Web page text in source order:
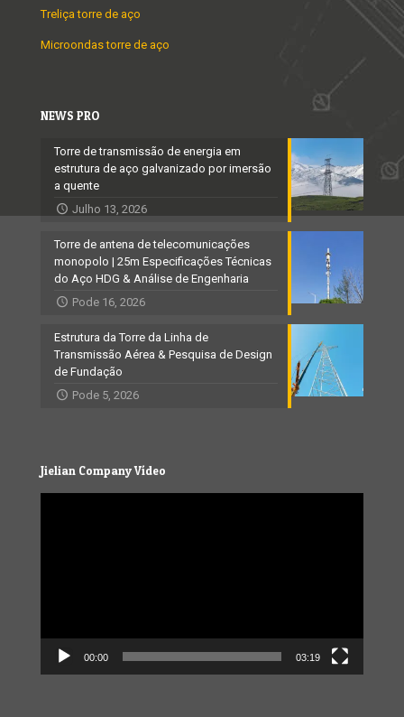
Treliça torre de aço
Microondas torre de aço
NEWS PRO
Torre de transmissão de energia em
estrutura de aço galvanizado por imersão
a quente
Julho 13, 2026
Torre de antena de telecomunicações
monopolo | 25m Especificações Técnicas
do Aço HDG & Análise de Engenharia
Pode 16, 2026
Estrutura da Torre da Linha de
Transmissão Aérea & Pesquisa de Design
de Fundação
Pode 5, 2026
Jielian Company Vídeo
00:00 03:19